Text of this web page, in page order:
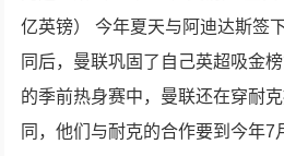
亿英镑） 今年夏天与阿迪达斯签
同后，曼联巩固了自己英超吸金
的季前热身赛中，曼联还在穿耐
同，他们与耐克的合作要到今年7